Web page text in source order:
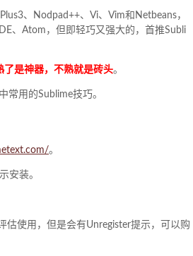
、Nodpad++、Vi、Vim和Netbeans，
、Atom，但即轻巧又强大的，首推Subli
了是神器，不熟就是砖头。
常用的Sublime技巧。
。
安装。
估使用，但是会有Unregister提示，可以购